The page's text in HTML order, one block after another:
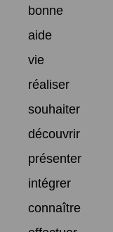
bonne
aide
vie
réaliser
souhaiter
découvrir
présenter
intégrer
connaître